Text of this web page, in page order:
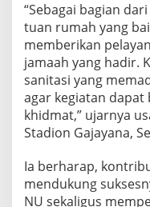
“Sebagai bagian
tuan rumah yang
memberikan
jamaah yang hadir.
sanitasi yang
agar kegiatan dapat
khidmat,” ujarnya
Stadion Gajayana,
Ia berharap,
mendukung
NU sekaligus